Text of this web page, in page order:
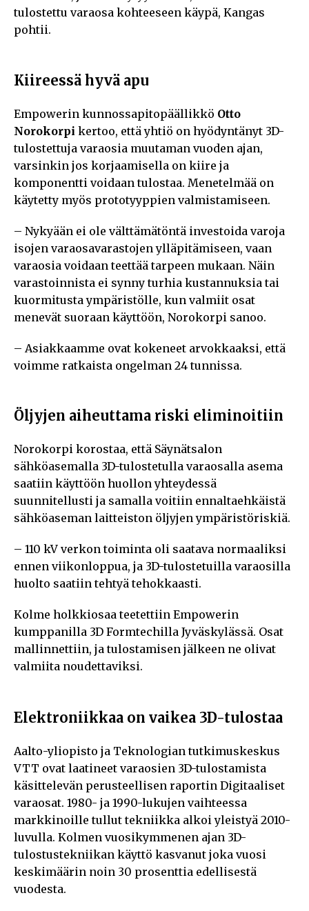
tulostettu varaosa kohteeseen käypä, Kangas
pohtii.
Kiireessä hyvä apu
Empowerin kunnossapitopäällikkö Otto
Norokorpi kertoo, että yhtiö on hyödyntänyt 3D-
tulostettuja varaosia muutaman vuoden ajan,
varsinkin jos korjaamisella on kiire ja
komponentti voidaan tulostaa. Menetelmää on
käytetty myös prototyyppien valmistamiseen.
– Nykyään ei ole välttämätöntä investoida varoja
isojen varaosavarastojen ylläpitämiseen, vaan
varaosia voidaan teettää tarpeen mukaan. Näin
varastoinnista ei synny turhia kustannuksia tai
kuormitusta ympäristölle, kun valmiit osat
menevät suoraan käyttöön, Norokorpi sanoo.
– Asiakkaamme ovat kokeneet arvokkaaksi, että
voimme ratkaista ongelman 24 tunnissa.
Öljyjen aiheuttama riski eliminoitiin
Norokorpi korostaa, että Säynätsalon
sähköasemalla 3D-tulostetulla varaosalla asema
saatiin käyttöön huollon yhteydessä
suunnitellusti ja samalla voitiin ennaltaehkäistä
sähköaseman laitteiston öljyjen ympäristöriskiä.
– 110 kV verkon toiminta oli saatava normaaliksi
ennen viikonloppua, ja 3D-tulostetuilla varaosilla
huolto saatiin tehtyä tehokkaasti.
Kolme holkkiosaa teetettiin Empowerin
kumppanilla 3D Formtechilla Jyväskylässä. Osat
mallinnettiin, ja tulostamisen jälkeen ne olivat
valmiita noudettaviksi.
Elektroniikkaa on vaikea 3D-tulostaa
Aalto-yliopisto ja Teknologian tutkimuskeskus
VTT ovat laatineet varaosien 3D-tulostamista
käsittelevän perusteellisen raportin Digitaaliset
varaosat. 1980- ja 1990-lukujen vaihteessa
markkinoille tullut tekniikka alkoi yleistyä 2010-
luvulla. Kolmen vuosikymmenen ajan 3D-
tulostustekniikan käyttö kasvanut joka vuosi
keskimäärin noin 30 prosenttia edellisestä
vuodesta.